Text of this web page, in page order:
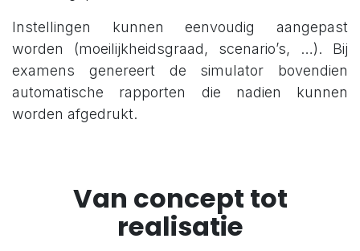
Instellingen kunnen eenvoudig aangepast
worden (moeilijkheidsgraad, scenario’s, …). Bij
examens genereert de simulator bovendien
automatische rapporten die nadien kunnen
worden afgedrukt.
Van concept tot
realisatie